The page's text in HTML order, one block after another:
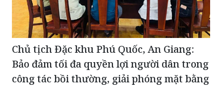
Chủ tịch Đặc khu Phú Quốc, An Giang:
Bảo đảm tối đa quyền lợi người dân trong
công tác bồi thường, giải phóng mặt bằng